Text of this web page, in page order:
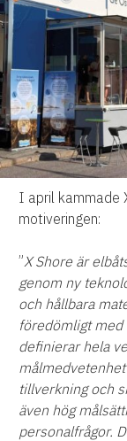
I april kammade
motiveringen:
”X Shore är
genom ny
och hållbara
föredömligt
definierar hela
tillverkning och
även hög
personalfrågor.